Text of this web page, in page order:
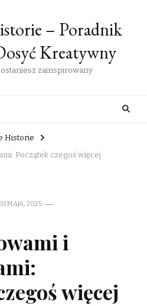
– Poradnik
Kreatywny
zainspirowany
Historie
Początek czegoś więcej
31 MAJA, 2025
i
więcej